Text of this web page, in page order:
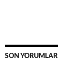
SON YORUMLAR